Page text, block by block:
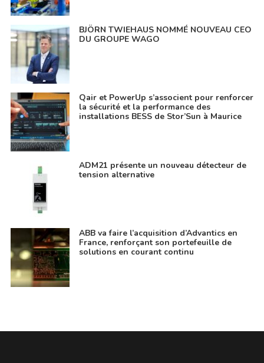
BJÖRN TWIEHAUS NOMMÉ NOUVEAU CEO
DU GROUPE WAGO
Qair et PowerUp s’associent pour renforcer
la sécurité et la performance des
installations BESS de Stor’Sun à Maurice
ADM21 présente un nouveau détecteur de
tension alternative
ABB va faire l’acquisition d’Advantics en
France, renforçant son portefeuille de
solutions en courant continu